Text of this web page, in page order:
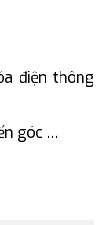
điện thông
góc …